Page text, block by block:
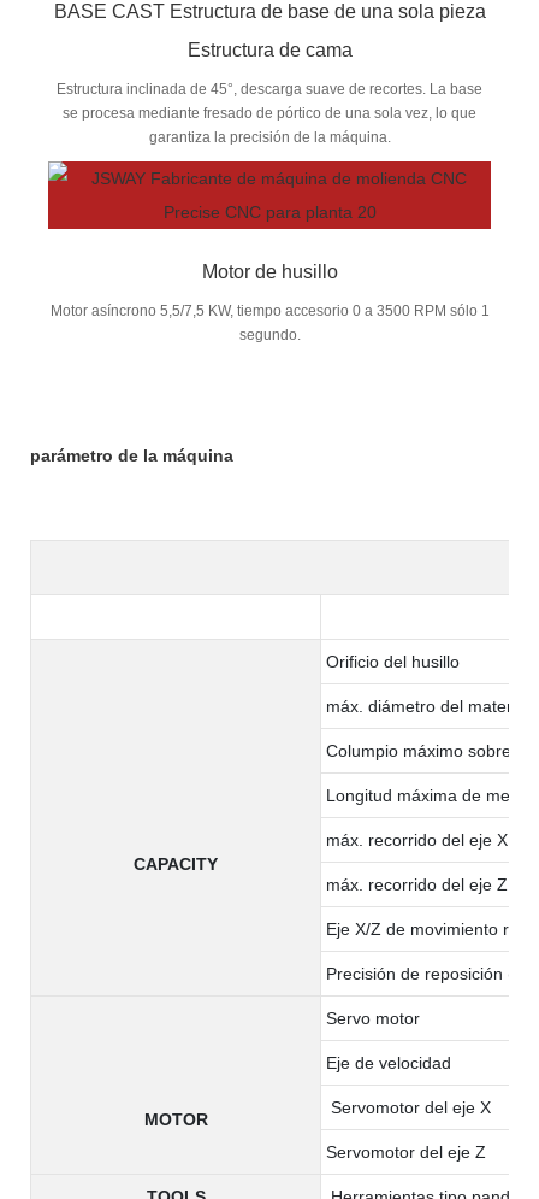
BASE CAST Estructura de base de una sola pieza
Estructura de cama
Estructura inclinada de 45°, descarga suave de recortes. La base
se procesa mediante fresado de pórtico de una sola vez, lo que
garantiza la precisión de la máquina.
Motor de husillo
Motor asíncrono 5,5/7,5 KW, tiempo accesorio 0 a 3500 RPM sólo 1
segundo.
parámetro de la máquina
CAPACITY
Orificio del husillo
máx. diámetro del material:
Columpio máximo sobre la
Longitud máxima de
máx. recorrido del eje X
máx. recorrido del eje Z
Eje X/Z de movimiento
Precisión de reposición (x/
MOTOR
Servo motor
Eje de velocidad
Servomotor del eje X
Servomotor del eje Z